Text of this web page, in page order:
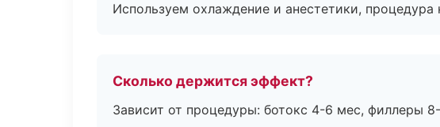
Используем охлаждение и анестетики, процедура
Сколько держится эффект?
Зависит от процедуры: ботокс 4-6 мес, филлеры